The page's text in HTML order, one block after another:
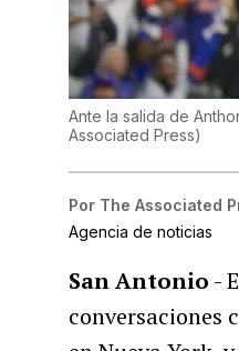
Ante la salida de
Associated Press)
Por The Associated
Agencia de noticias
San Antonio -
conversaciones